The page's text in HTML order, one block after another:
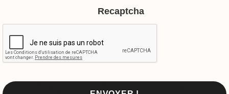
Recaptcha